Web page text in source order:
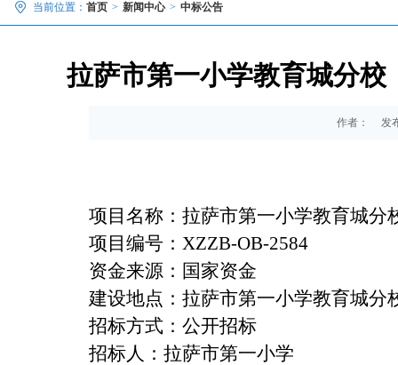
当前位置： 首页 > 新闻中心 > 中标公告
拉萨市第一小学教育城分
作者： 发
项目名称： 拉萨市第一小学教育城分
项目编号： XZZB-OB-2584
资金来源： 国家资金
建设地点： 拉萨市第一小学教育城分
招标方式：公开招标
招标人： 拉萨市第一小学